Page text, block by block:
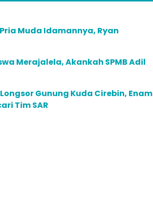
Muda Idamannya, Ryan
Merajalela, Akankah SPMB Adil
Gunung Kuda Cirebin, Enam
Tim SAR